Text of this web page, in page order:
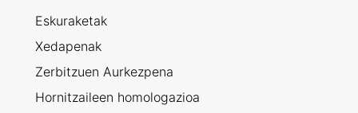
Eskuraketak
Xedapenak
Zerbitzuen Aurkezpena
Hornitzaileen homologazioa